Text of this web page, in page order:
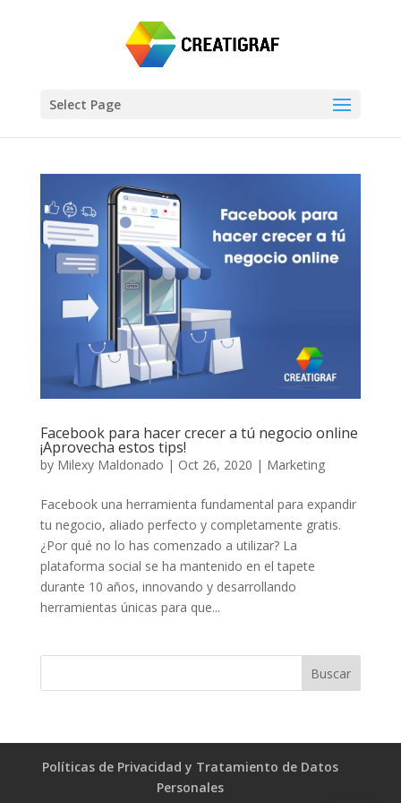
Select Page
Facebook para hacer crecer a tú negocio online
¡Aprovecha estos tips!
by Milexy Maldonado | Oct 26, 2020 | Marketing
Facebook una herramienta fundamental para expandir
tu negocio, aliado perfecto y completamente gratis.
¿Por qué no lo has comenzado a utilizar? La
plataforma social se ha mantenido en el tapete
durante 10 años, innovando y desarrollando
herramientas únicas para que...
Políticas de Privacidad y Tratamiento de Datos
Personales